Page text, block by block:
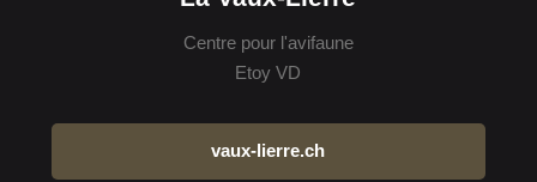
Centre pour l'avifaune
Etoy VD
vaux-lierre.ch